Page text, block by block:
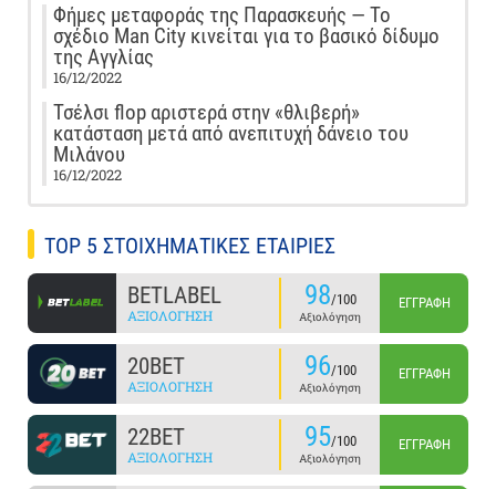
Φήμες μεταφοράς της Παρασκευής — Το
σχέδιο Man City κινείται για το βασικό δίδυμο
της Αγγλίας
16/12/2022
Τσέλσι flop αριστερά στην «θλιβερή»
κατάσταση μετά από ανεπιτυχή δάνειο του
Μιλάνου
16/12/2022
TOP 5 ΣΤΟΙΧΗΜΑΤΙΚΕΣ ΕΤΑΙΡΙΕΣ
BETLABEL
ΑΞΙΟΛΌΓΗΣΗ
98/100
Αξιολόγηση
ΕΓΓΡΑΦΉ
20BET
ΑΞΙΟΛΌΓΗΣΗ
96/100
Αξιολόγηση
ΕΓΓΡΑΦΉ
22BET
ΑΞΙΟΛΌΓΗΣΗ
95/100
Αξιολόγηση
ΕΓΓΡΑΦΉ